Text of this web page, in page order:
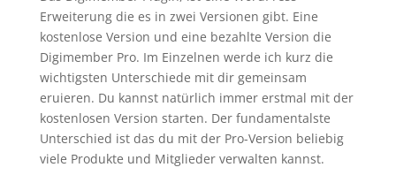
Erweiterung die es in zwei Versionen gibt. Eine
kostenlose Version und eine bezahlte Version die
Digimember Pro. Im Einzelnen werde ich kurz die
wichtigsten Unterschiede mit dir gemeinsam
eruieren. Du kannst natürlich immer erstmal mit der
kostenlosen Version starten. Der fundamentalste
Unterschied ist das du mit der Pro-Version beliebig
viele Produkte und Mitglieder verwalten kannst.